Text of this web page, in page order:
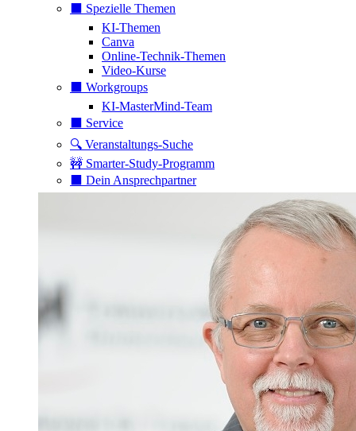
⬛️ Spezielle Themen
KI-Themen
Canva
Online-Technik-Themen
Video-Kurse
⬛️ Workgroups
KI-MasterMind-Team
⬛️ Service
🔍 Veranstaltungs-Suche
🚧 Smarter-Study-Programm
⬛️ Dein Ansprechpartner